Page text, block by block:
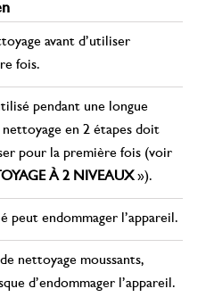
avant d’utiliser
fois.
pendant une longue
en 2 étapes doit
pour la première fois (voir
À 2 NIVEAUX»).
peut endommager l’appareil.
nettoyage moussants,
d’endommager l’appareil.